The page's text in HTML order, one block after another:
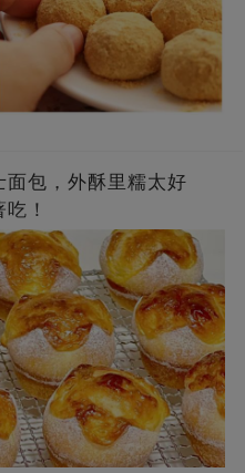
面包，外酥里糯太好
！